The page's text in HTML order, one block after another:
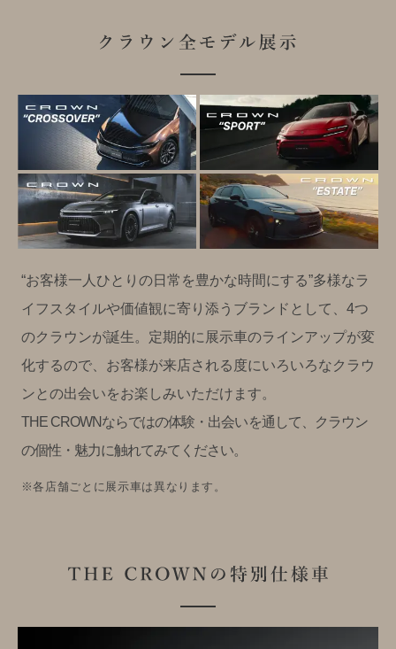
とじる
新たな魅力に出会える祭典を開催。
人気講師フラワーノリタケの則武潤二さんによるフラワ
ーアレンジメントワークショップを開催。
THE CROWN 愛知高辻のレポート
とじる
４つのクラウン展示と乗り比べ試乗で三都市を巡る
THE CROWN 福岡天神 presents 水素エネルギー×モビリ
ティサミットを開催
とじる
“お客様一人ひとりの日常を豊かな時間にする”多様なラ
イフスタイルや価値観に寄り添うブランドとして、4つ
のクラウンが誕生。定期的に展示車のラインアップが変
化するので、お客様が来店される度にいろいろなクラウ
ンとの出会いをお楽しみいただけます。
THE CROWNならではの体験・出会いを通して、クラウン
の個性・魅力に触れてみてください。
※各店舗ごとに展示車は異なります。